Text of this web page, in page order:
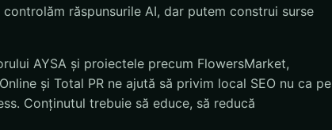
răspunsurile AI, dar putem construi surse
AYSA și proiectele precum FlowersMarket,
și Total PR ne ajută să privim local SEO nu ca pe
Conținutul trebuie să educe, să reducă